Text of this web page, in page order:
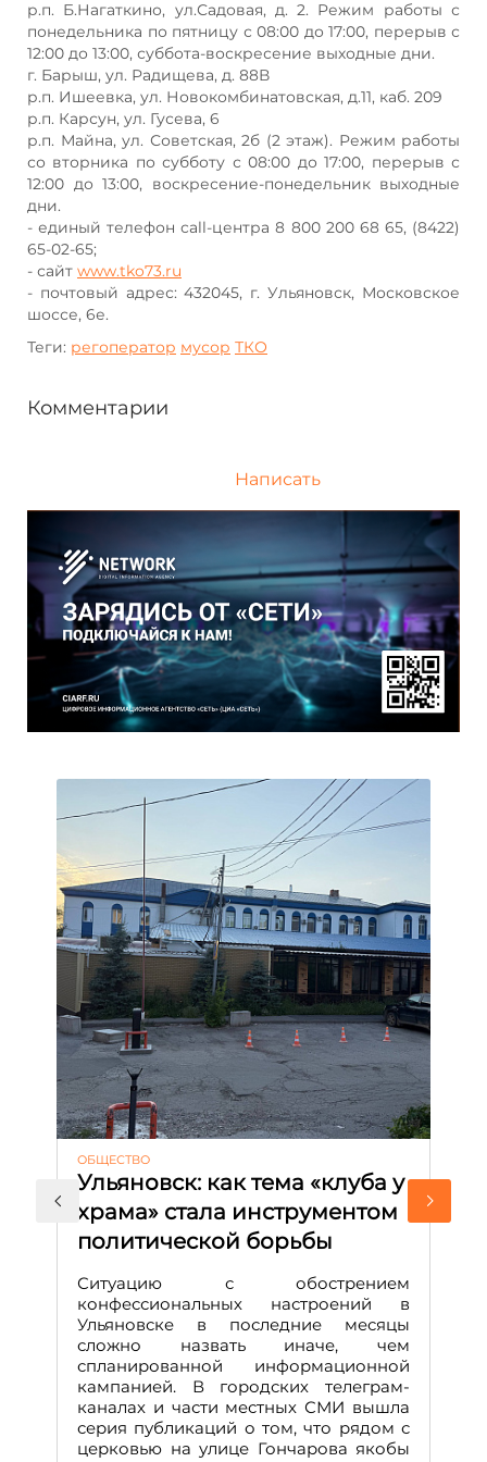
р.п. Б.Нагаткино, ул.Садовая, д. 2. Режим работы с
понедельника по пятницу с 08:00 до 17:00, перерыв с
12:00 до 13:00, суббота-воскресение выходные дни.
г. Барыш, ул. Радищева, д. 88В
р.п. Ишеевка, ул. Новокомбинатовская, д.11, каб. 209
р.п. Карсун, ул. Гусева, 6
р.п. Майна, ул. Советская, 2б (2 этаж). Режим работы
со вторника по субботу с 08:00 до 17:00, перерыв с
12:00 до 13:00, воскресение-понедельник выходные
дни.
- единый телефон call-центра 8 800 200 68 65, (8422)
65-02-65;
- сайт www.tko73.ru
- почтовый адрес: 432045, г. Ульяновск, Московское
шоссе, 6е.
Теги: регоператор мусор ТКО
Комментарии
Написать
ОБЩЕСТВО
Ульяновск: как тема «клуба у
храма» стала инструментом
политической борьбы
Ситуацию с обострением
конфессиональных настроений в
Ульяновске в последние месяцы
сложно назвать иначе, чем
спланированной информационной
кампанией. В городских телеграм-
каналах и части местных СМИ вышла
серия публикаций о том, что рядом с
церковью на улице Гончарова якобы